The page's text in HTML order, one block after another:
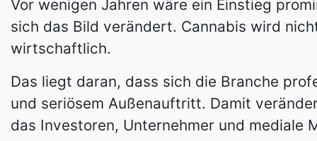
Vor wenigen Jahren wäre ein Einstieg
sich das Bild verändert. Cannabis wird
wirtschaftlich.
Das liegt daran, dass sich die Branche
und seriösem Außenauftritt. Damit
das Investoren, Unternehmer und mediale